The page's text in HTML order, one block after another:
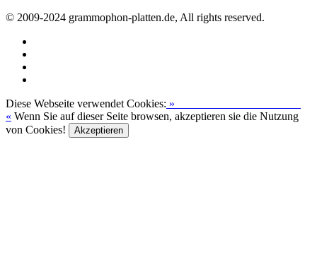
© 2009-2024 grammophon-platten.de, All rights reserved.
Diese Webseite verwendet Cookies: »
« Wenn Sie auf dieser Seite browsen, akzeptieren sie die Nutzung
von Cookies!
Akzeptieren